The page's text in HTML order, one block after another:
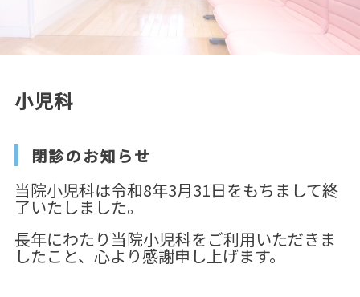
⼩児科
閉診のお知らせ
当院小児科は令和8年3月31日をもちまして終
了いたしました。
長年にわたり当院小児科をご利用いただきま
したこと、心より感謝申し上げます。